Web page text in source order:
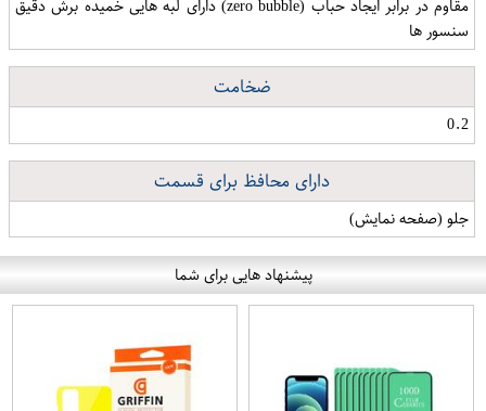
مقاوم در برابر ایجاد حباب (zero bubble) دارای لبه هایی خمیده برش دقیق
سنسور ها
ضخامت
0.2
دارای محافظ برای قسمت
جلو (صفحه نمایش)
پیشنهاد هایی برای شما